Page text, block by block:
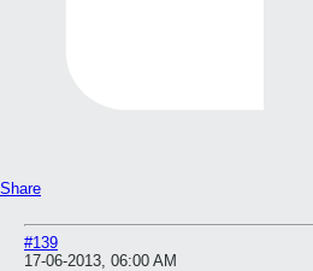
Share
#139
17-06-2013, 06:00 AM